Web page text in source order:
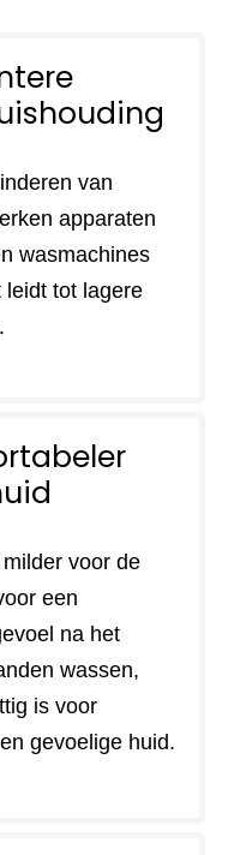
van
apparaten
wasmachines
leidt tot lagere
voor de
een
na het
wassen,
is voor
gevoelige huid.